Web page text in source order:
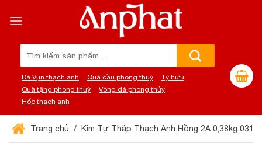
đến
Đá Vụn thạch anh Quả cầu phong thuỷ
Tỳ hưu
Quà tặng phong thuỷ
Vòng đá phong thủy
Hốc thạch anh
Trang chủ Kim Tự Tháp Thạch Anh Hồng 2A 0,38kg 031-